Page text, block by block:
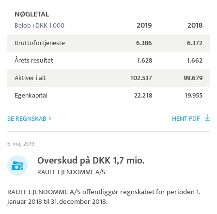
NØGLETAL
Beløb i DKK 1.000 2019 2018
Bruttofortjeneste 6.386
6.372
Årets resultat
1.628
1.662
Aktiver i alt
102.537
99.679
Egenkapital
22.218 19.955
SE REGNSKAB HENT PDF
6. maj 2019
Overskud på DKK 1,7 mio.
RAUFF EJENDOMME A/S
RAUFF EJENDOMME A/Soffentliggør regnskabet for perioden 1.
januar 2018 til 31. december 2018.